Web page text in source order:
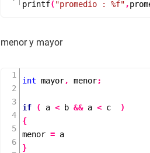
printf("promedio : %f" ,
menor y mayor
int mayor, menor;
if ( a < b && a < c
)
{
menor =
}